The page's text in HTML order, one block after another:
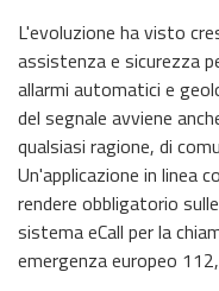
L'evoluzione ha visto
assistenza e sicurezza
allarmi automatici e
del segnale avviene
qualsiasi ragione, di
Un'applicazione in linea
rendere obbligatorio
sistema eCall per la
emergenza europeo